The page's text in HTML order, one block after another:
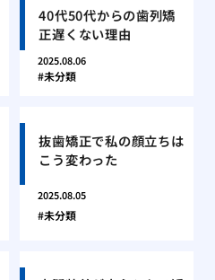
40代50代からの歯列矯
正遅くない理由
2025.08.06
未分類
抜歯矯正で私の顔立ちは
こう変わった
2025.08.05
未分類